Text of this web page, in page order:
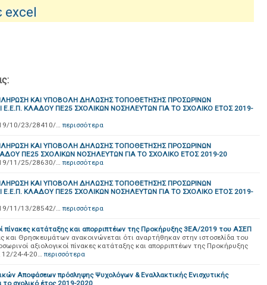
excel
ΚΑΙ ΥΠΟΒΟΛΗ ΔΗΛΩΣΗΣ ΤΟΠΟΘΕΤΗΣΗΣ ΠΡΟΣΩΡΙΝΩΝ
ΚΛΑΔΟΥ ΠΕ25 ΣΧΟΛΙΚΩΝ ΝΟΣΗΛΕΥΤΩΝ ΓΙΑ ΤΟ ΣΧΟΛΙΚΟ ΕΤΟΣ 2019-
10/23/28410/… περισσότερα
ΚΑΙ ΥΠΟΒΟΛΗ ΔΗΛΩΣΗΣ ΤΟΠΟΘΕΤΗΣΗΣ ΠΡΟΣΩΡΙΝΩΝ
ΠΕ25 ΣΧΟΛΙΚΩΝ ΝΟΣΗΛΕΥΤΩΝ ΓΙΑ ΤΟ ΣΧΟΛΙΚΟ ΕΤΟΣ 2019-20
11/25/28630/… περισσότερα
ΚΑΙ ΥΠΟΒΟΛΗ ΔΗΛΩΣΗΣ ΤΟΠΟΘΕΤΗΣΗΣ ΠΡΟΣΩΡΙΝΩΝ
ΚΛΑΔΟΥ ΠΕ25 ΣΧΟΛΙΚΩΝ ΝΟΣΗΛΕΥΤΩΝ ΓΙΑ ΤΟ ΣΧΟΛΙΚΟ ΕΤΟΣ 2019-
11/13/28542/… περισσότερα
πίνακες κατάταξης και απορριπτέων της Προκήρυξης 3ΕΑ/2019 του ΑΣΕΠ
και Θρησκευμάτων ανακοινώνεται ότι αναρτήθηκαν στην ιστοσελίδα του
αξιολογικοί πίνακες κατάταξης και απορριπτέων της Προκήρυξης
24-4-20… περισσότερα
Αποφάσεων πρόσληψης Ψυχολόγων & Εναλλακτικής Ενισχυτικής
το σχολικό έτος 2019-2020